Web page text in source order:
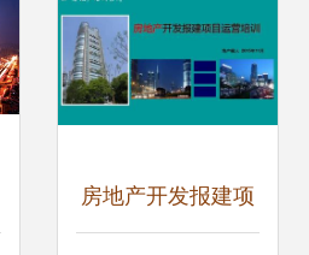
房地产开发报建项